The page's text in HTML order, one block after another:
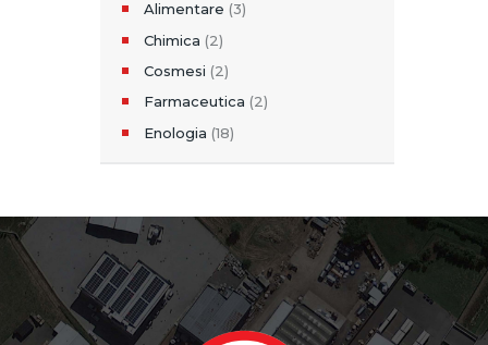
Alimentare (3)
Chimica (2)
Cosmesi (2)
Farmaceutica (2)
Enologia (18)